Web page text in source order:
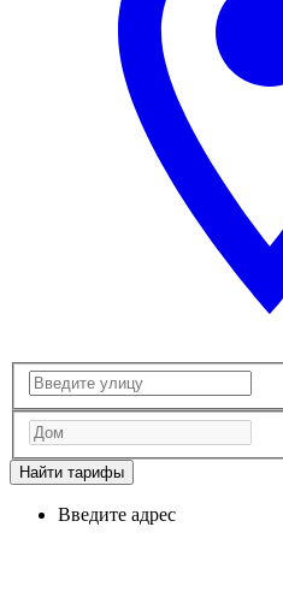
Найти тарифы
Введите адрес